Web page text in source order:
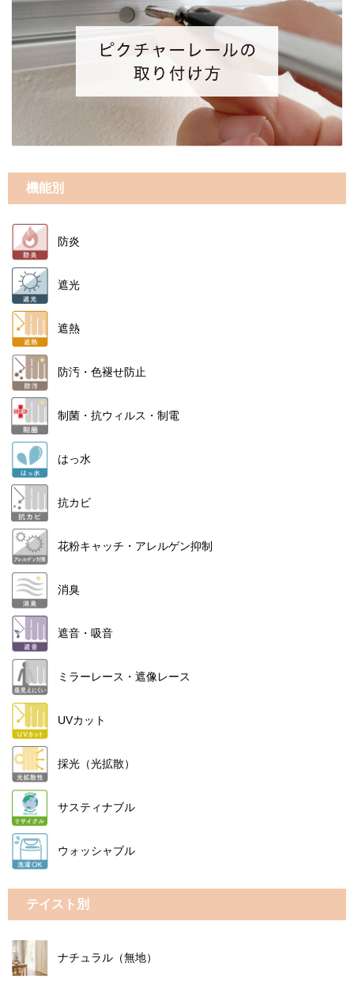
機能別
防炎
遮光
遮熱
防汚・色褪せ防止
制菌・抗ウィルス・制電
はっ水
抗カビ
花粉キャッチ・アレルゲン抑制
消臭
遮音・吸音
ミラーレース・遮像レース
UVカット
採光（光拡散）
サスティナブル
ウォッシャブル
テイスト別
ナチュラル（無地）